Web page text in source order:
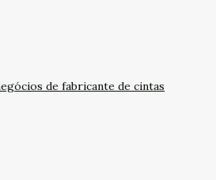
de fabricante de cintas